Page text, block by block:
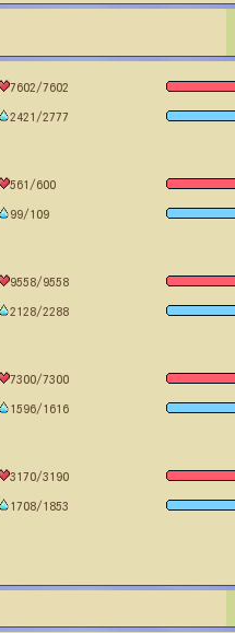
7602/7602
2421/2777
561/600
99/109
9558/9558
2128/2288
7300/7300
1596/1616
3170/3190
1708/1853